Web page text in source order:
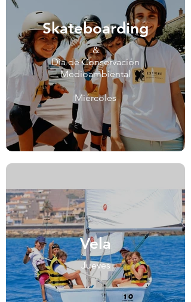
Skateboarding
&
Día de Conservación
Medioambiental
Miércoles
Vela
Jueves